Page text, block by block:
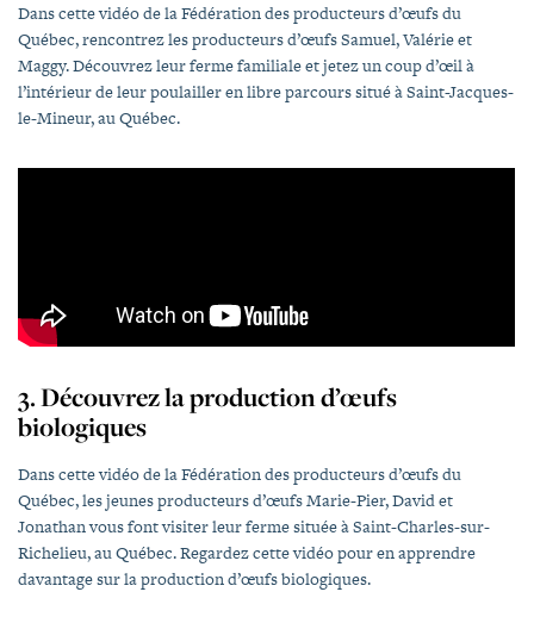
Dans cette vidéo de la Fédération des producteurs d’œufs du
Québec, rencontrez les producteurs d’œufs Samuel, Valérie et
Maggy. Découvrez leur ferme familiale et jetez un coup d’œil à
l’intérieur de leur poulailler en libre parcours situé à Saint-Jacques-
le-Mineur, au Québec.
3. Découvrez la production d’œufs
biologiques
Dans cette vidéo de la Fédération des producteurs d’œufs du
Québec, les jeunes producteurs d’œufs Marie-Pier, David et
Jonathan vous font visiter leur ferme située à Saint-Charles-sur-
Richelieu, au Québec. Regardez cette vidéo pour en apprendre
davantage sur la production d’œufs biologiques.